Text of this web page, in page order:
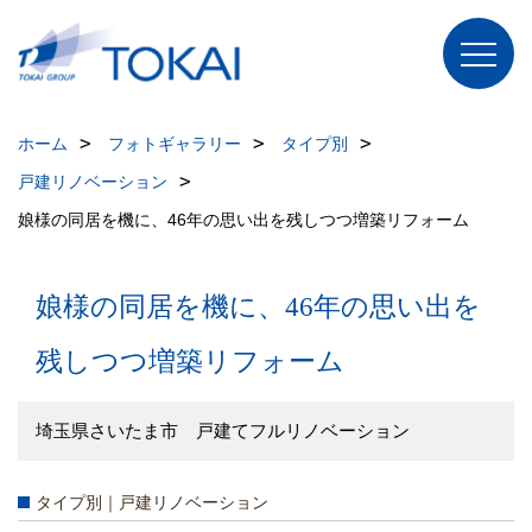
ホーム フォトギャラリー
タイプ別
戸建リノベーション
娘様の同居を機に、46年の思い出を残しつつ増築リフォーム
娘様の同居を機に、46年の思い出を
残しつつ増築リフォーム
埼玉県さいたま市 戸建てフルリノベーション
タイプ別｜戸建リノベーション